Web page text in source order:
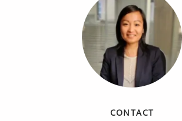
CONTACT